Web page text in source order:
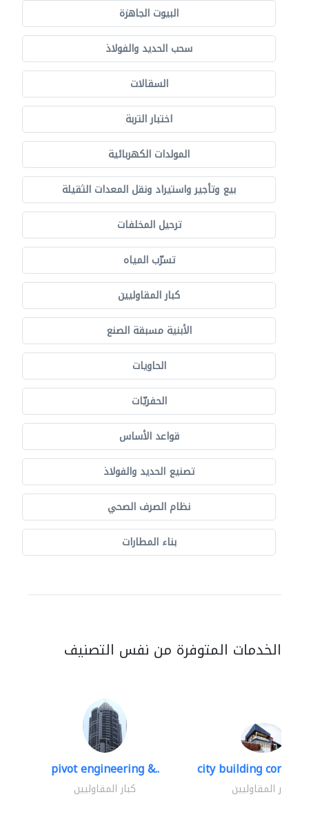
البيوت الجاهزة
سحب الحديد والفولاذ
السقالات
اختبار التربة
المولدات الكهربائية
بيع وتأجير واستيراد ونقل المعدات الثقيلة
ترحيل المخلفات
تسرّب المياه
كبار المقاوليين
الأبنية مسبقة الصنع
الحاويات
الحفريّات
قواعد الأساس
تصنيع الحديد والفولاذ
نظام الصرف الصحي
بناء المطارات
الخدمات المتوفرة من نفس التصنيف
pivot engineering &..
كبار المقاوليين
city building
كبار المقاوليين